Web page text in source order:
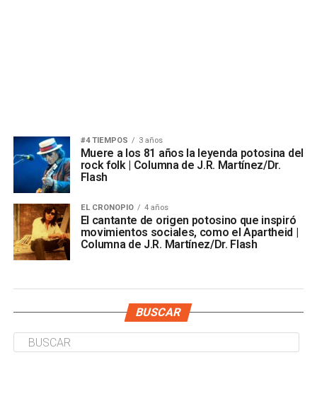
#4 TIEMPOS 3 años
Muere a los 81 años la leyenda potosina del
rock folk | Columna de J.R. Martínez/Dr.
Flash
EL CRONOPIO 4 años
El cantante de origen potosino que inspiró
movimientos sociales, como el Apartheid |
Columna de J.R. Martínez/Dr. Flash
BUSCAR